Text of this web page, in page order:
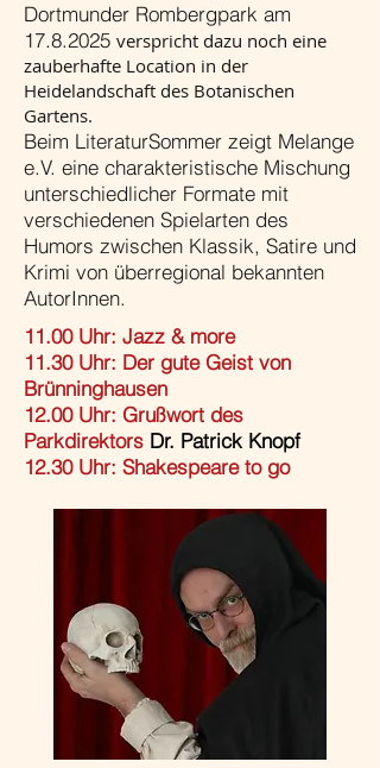
Dortmunder Rombergpark am
17.8.2025 verspricht dazu noch eine
zauberhafte Location in der
Heidelandschaft des Botanischen
Gartens.
Beim LiteraturSommer zeigt Melange
e.V. eine charakteristische Mischung
unterschiedlicher Formate mit
verschiedenen Spielarten des
Humors zwischen Klassik, Satire und
Krimi von überregional bekannten
AutorInnen.
11.00 Uhr: Jazz & more
11.30 Uhr: Der gute Geist von
Brünninghausen​
12.00 Uhr: Grußwort des
Parkdirektors Dr. Patrick Knopf
12.30 Uhr: Shakespeare to go